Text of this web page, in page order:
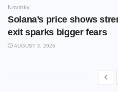
Novinky
Solana’s price shows
exit sparks bigger fears
AUGUST 3, 2026